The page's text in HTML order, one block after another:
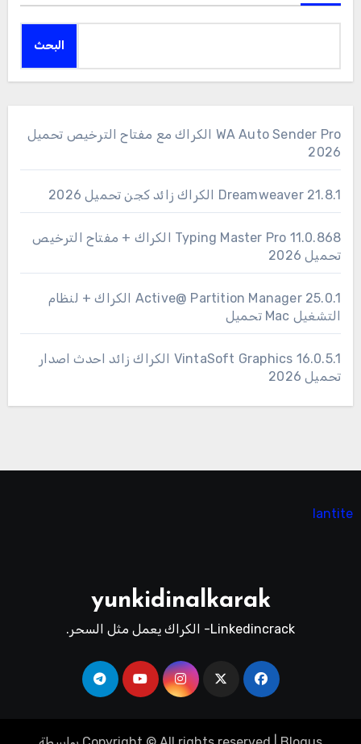
البحث
WA Auto Sender Pro الكراك مع مفتاح الترخيص تحميل
2026
Dreamweaver 21.8.1 الكراك زائد كجن تحميل 2026
11.0.868 Typing Master Pro الكراك + مفتاح الترخيص
تحميل 2026
25.0.1 Active@ Partition Manager الكراك + لنظام
التشغيل Mac تحميل
16.0.5.1 VintaSoft Graphics الكراك زائد احدث اصدار
تحميل 2026
lantite
yunkidinalkarak
Linkedincrack- الكراك يعمل مثل السحر.